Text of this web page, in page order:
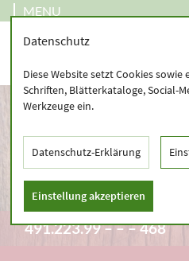
MENU
491.223.99 – – – 468
Datenschutz
Diese Website setzt Cookies sowie
Schriften, Blätterkataloge, Social-
Werkzeuge ein.
Datenschutz-Erklärung
Einstellung akzeptieren